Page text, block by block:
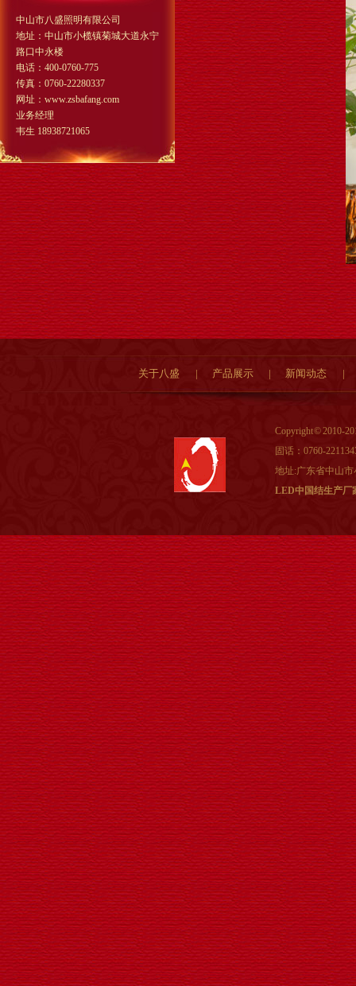
LED扁灯笼发光支架景观灯
LED发光华表
LED转动广告发光灯笼
建国七十周年喜庆景观灯
中山市八盛照明有限公司
地址：中山市小榄镇菊城大道永宁
路口中永楼
电话：400-0760-775
传真：0760-22280337
网址：www.zsbafang.com
业务经理
韦生 18938721065
关于八盛 | 产品展示 | 新闻动态 |
Copyright © 2010-
固话：0760-
地址:广东省中山
LED中国结生产厂